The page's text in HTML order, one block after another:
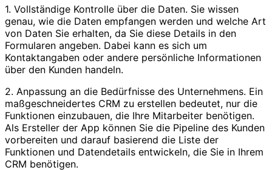
1. Vollständige Kontrolle über die Daten. Sie wissen
genau, wie die Daten empfangen werden und welche Art
von Daten Sie erhalten, da Sie diese Details in den
Formularen angeben. Dabei kann es sich um
Kontaktangaben oder andere persönliche Informationen
über den Kunden handeln.
2. Anpassung an die Bedürfnisse des Unternehmens. Ein
maßgeschneidertes CRM zu erstellen bedeutet, nur die
Funktionen einzubauen, die Ihre Mitarbeiter benötigen.
Als Ersteller der App können Sie die Pipeline des Kunden
vorbereiten und darauf basierend die Liste der
Funktionen und Datendetails entwickeln, die Sie in Ihrem
CRM benötigen.